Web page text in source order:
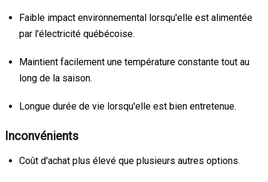
Faible impact environnemental lorsqu'elle est alimentée
par l'électricité québécoise.
Maintient facilement une température constante tout au
long de la saison.
Longue durée de vie lorsqu'elle est bien entretenue.
Inconvénients
Coût d'achat plus élevé que plusieurs autres options.